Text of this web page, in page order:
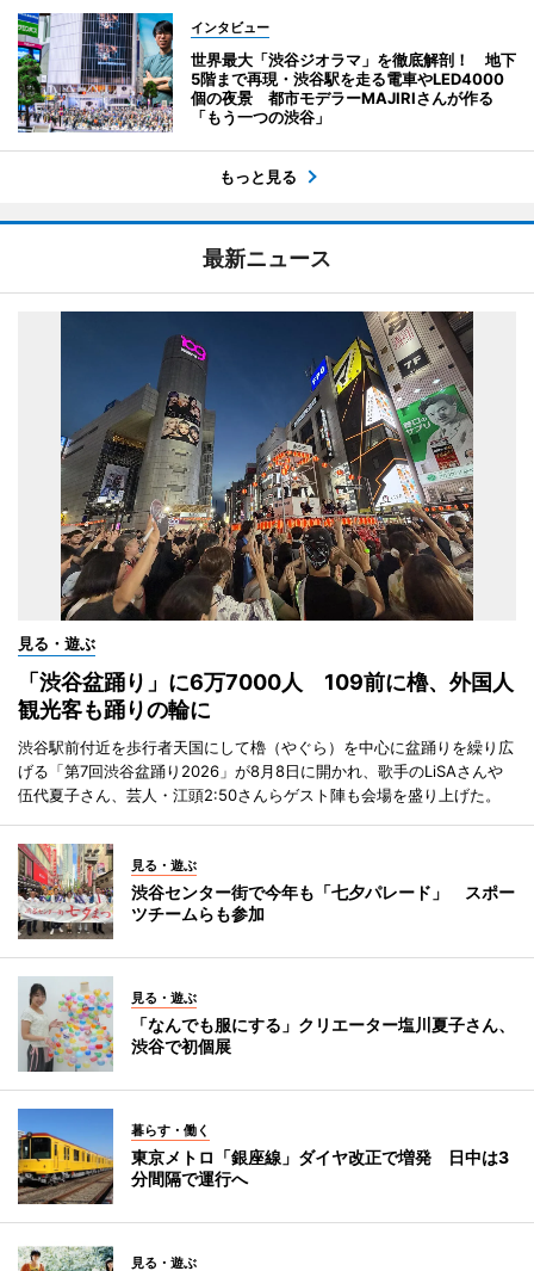
インタビュー
世界最大「渋谷ジオラマ」を徹底解剖！ 地下
5階まで再現・渋谷駅を走る電車やLED4000
個の夜景 都市モデラーMAJIRIさんが作る
「もう一つの渋谷」
もっと見る
最新ニュース
見る・遊ぶ
「渋谷盆踊り」に6万7000人 109前に櫓、外国人
観光客も踊りの輪に
渋谷駅前付近を歩行者天国にして櫓（やぐら）を中心に盆踊りを繰り広
げる「第7回渋谷盆踊り2026」が8月8日に開かれ、歌手のLiSAさんや
伍代夏子さん、芸人・江頭2:50さんらゲスト陣も会場を盛り上げた。
見る・遊ぶ
渋谷センター街で今年も「七夕パレード」 スポー
ツチームらも参加
見る・遊ぶ
「なんでも服にする」クリエーター塩川夏子さん、
渋谷で初個展
暮らす・働く
東京メトロ「銀座線」ダイヤ改正で増発 日中は3
分間隔で運行へ
見る・遊ぶ